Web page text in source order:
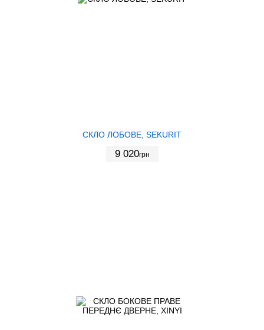
СКЛО ЛОБОВЕ, SEKURIT
9 020грн